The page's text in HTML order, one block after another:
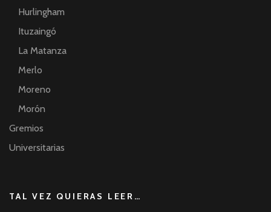
Hurlingham
Ituzaingó
La Matanza
Merlo
Moreno
Morón
Gremios
Universitarias
TAL VEZ QUIERAS LEER…